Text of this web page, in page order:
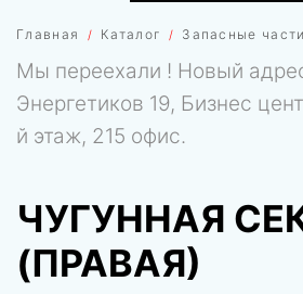
Главная Каталог Запасные
Мы переехали ! Новый
Энергетиков 19, Бизнес
й этаж, 215 офис.
ЧУГУННАЯ
(ПРАВАЯ)